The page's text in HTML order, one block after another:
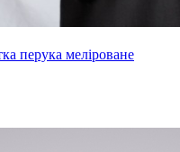
перука меліроване